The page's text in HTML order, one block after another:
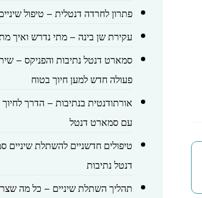
פתרון לחרדה דנטלית – טיפול
עקירת שן בינה – מתי נדרש ואיך
סמארט דנטל נתיבות והפניקס –
פעולה חדש למען חיוך בטוח
אורתודנטית בנתיבות – הדרך
עם סמארט דנטל
טיפולים חדשניים להשתלת שיניים
דנטל נתיבות
תהליך השתלת שיניים – כל מה